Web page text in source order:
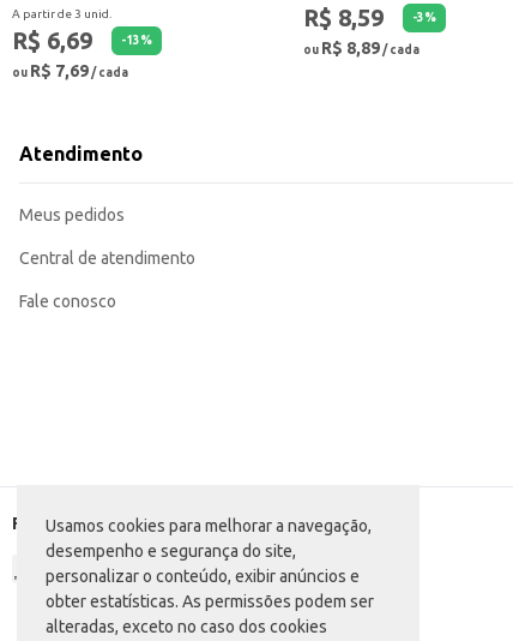
Usamos cookies para melhorar a navegação,
desempenho e segurança do site,
personalizar o conteúdo, exibir anúncios e
obter estatísticas. As permissões podem ser
alteradas, exceto no caso dos cookies
A partir de 3 unid.
R$ 6,69 -13%
ou R$ 7,69/ cada
R$ 8,59 -3%
ou R$ 8,89/ cada
Atendimento
Meus pedidos
Central de atendimento
Fale conosco
Formas de pagamento